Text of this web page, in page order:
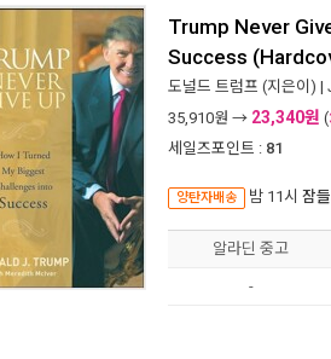
Trump Never
Success
도널드 트럼프 (지은이) |
35,910원 → 23,340원 (
세일즈포인트 : 81
양탄자배송 밤 11시 잠
알라딘 중고
-